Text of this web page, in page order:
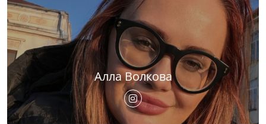
Алла Волкова